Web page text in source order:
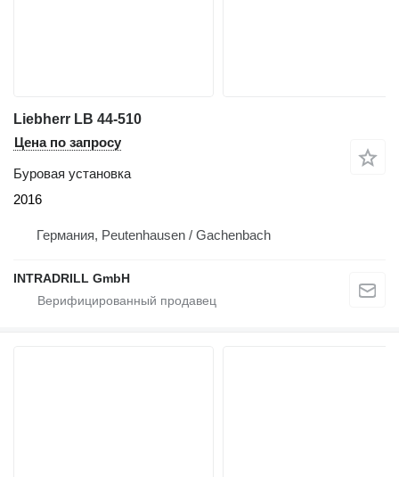
Liebherr LB 44-510
Цена по запросу
Буровая установка
2016
Германия, Peutenhausen / Gachenbach
INTRADRILL GmbH